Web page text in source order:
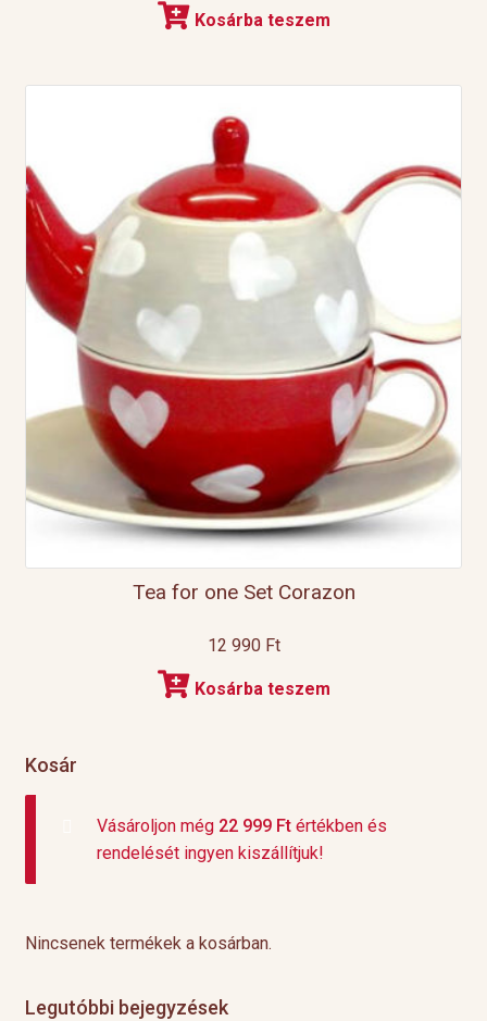
Kosárba teszem
Tea for one Set Corazon
12 990 Ft
Kosárba teszem
Kosár
Vásároljon még 22 999 Ftértékben és
rendelését ingyen kiszállítjuk!
Nincsenek termékek a kosárban.
Legutóbbi bejegyzések